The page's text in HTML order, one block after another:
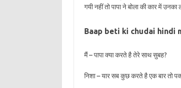
गयी नहीं तो पापा ने बोला की कार में
Baap beti ki chudai hindi
मैं – पापा क्या करते है तेरे साथ सुबह?
निशा – यार सब कुछ करते है एक बार तो